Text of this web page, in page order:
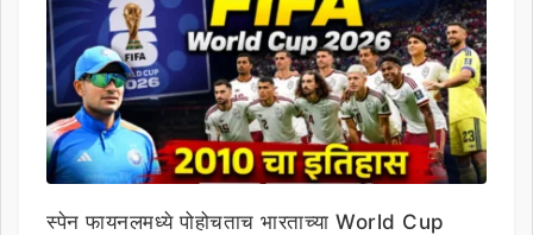
स्पेन फायनलमध्ये पोहोचताच भारताच्या World Cup